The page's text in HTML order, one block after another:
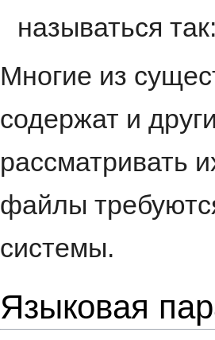
называться
Многие из
содержат и
рассматривать
файлы
системы.
Языковая